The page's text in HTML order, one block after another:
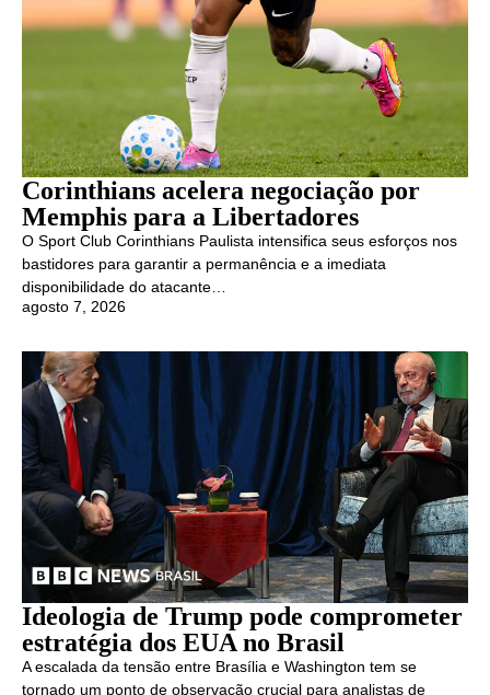
Corinthians acelera negociação por
Memphis para a Libertadores
O Sport Club Corinthians Paulista intensifica seus esforços nos
bastidores para garantir a permanência e a imediata
disponibilidade do atacante…
agosto 7, 2026
Ideologia de Trump pode comprometer
estratégia dos EUA no Brasil
A escalada da tensão entre Brasília e Washington tem se
tornado um ponto de observação crucial para analistas de